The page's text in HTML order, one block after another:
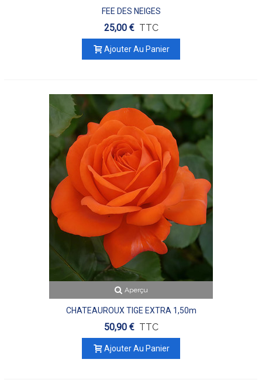
FEE DES NEIGES
25,00 € TTC
Ajouter Au Panier
Aperçu
CHATEAUROUX TIGE EXTRA 1,50m
50,90 € TTC
Ajouter Au Panier